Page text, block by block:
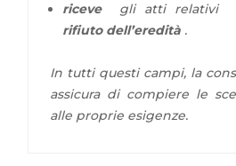
riceve
gli atti relativi
rifiuto dell’eredità .
In tutti questi campi, la
assicura di compiere le
alle proprie esigenze.